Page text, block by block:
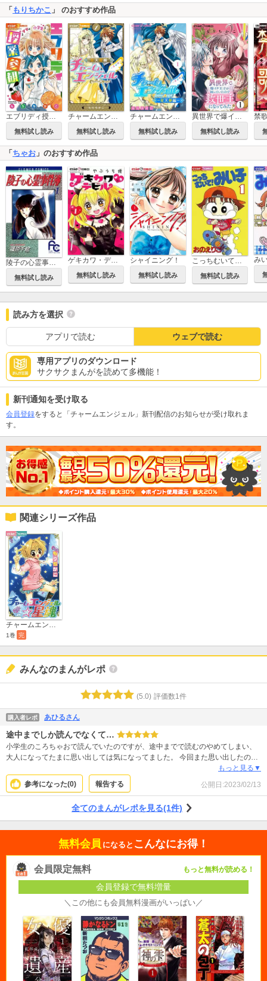
「もりちかこ 」 のおすすめ作品
エブリディ授業参観！
無料試し読み
チャームエンジェル～星天使編～
無料試し読み
チャームエンジェル～星天使編～【マイクロ】
無料試し読み
異世界で爆イケ王子が困っていたので救世主になってみた【マイクロ】
無料試し読み
禁
「 ちゃお 」のおすすめ作品
無料試し読み
ゲキカワ・デビル
無料試し読み
シャイニング！
無料試し読み
こっちむいて！みい子
無料試し読み
み
読み方を選択
アプリで読む ウェブで読む
専用アプリのダウンロード
サクサクまんがを読めて多機能！
新刊通知を受け取る
会員登録をすると「チャームエンジェル」新刊配信のお知らせが受け取れま
す。
関連シリーズ作品
チャームエンジェル☆星魂
1巻 完
みんなのまんがレポ
(5.0) 評価数1件
購入者レポ あひるさん
途中までしか読んでなくて…
小学生のころちゃおで読んでいたのですが、途中までで読むのやめてしまい、
大人になってたまに思い出しては気になってました。 今回また思い出したので
思い切って「ちゃおで天使で願いを叶える感じの…」って探してたらなんとか
見つけられて購入。 子供の頃面白いと思ってても大人になって読んでみるとそ
うでもないかも…って作品も多いですが、チャームエンジェルはとてもいい作
し、とても好きな作品です。 ただ、好きなだけにもう少し話数が多いと良かっ
たなーと思います。
もっと見る▼
参考になった(0) 報告する 公開日:2023/02/13
全てのまんがレポを見る(1件)
無料会員 になると こんなにお得！
会員限定無料 もっと無料が読める！
会員登録で無料増量
＼この他にも会員無料漫画がいっぱい／